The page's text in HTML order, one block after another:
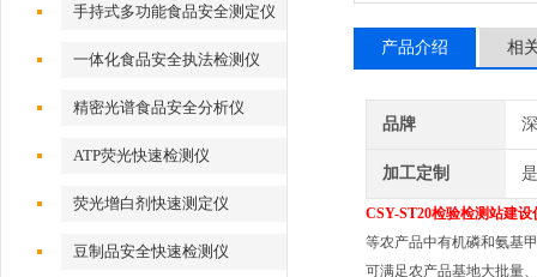
手持式多功能食品安全测定仪
一体化食品安全执法检测仪
精密光谱食品安全分析仪
ATP荧光快速检测仪
荧光增白剂快速测定仪
豆制品安全快速检测仪
产品介绍 相
品牌
加工定制 是
CSY-ST20检验检测站建设
等农产品中有机磷和氨基
可满足农产品基地大批量